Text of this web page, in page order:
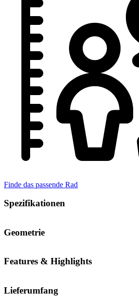
Finde das passende Rad
Spezifikationen
Geometrie
Features & Highlights
Lieferumfang